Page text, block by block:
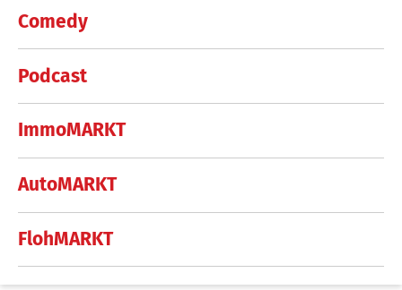
Comedy
Podcast
ImmoMARKT
AutoMARKT
FlohMARKT